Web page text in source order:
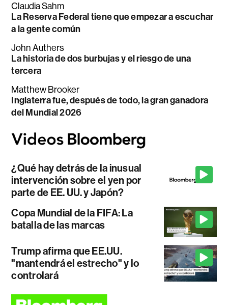
Claudia Sahm
La Reserva Federal tiene que empezar a escuchar
a la gente común
John Authers
La historia de dos burbujas y el riesgo de una
tercera
Matthew Brooker
Inglaterra fue, después de todo, la gran ganadora
del Mundial 2026
¿Qué hay detrás de la inusual
intervención sobre el yen por
parte de EE. UU. y Japón?
Copa Mundial de la FIFA: La
batalla de las marcas
Trump afirma que EE.UU.
"mantendrá el estrecho" y lo
controlará